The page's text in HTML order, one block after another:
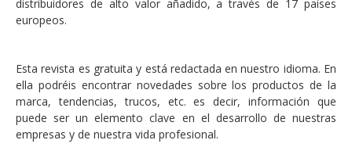
distribuidores de alto valor añadido, a través de 17 países
europeos.
Esta revista es gratuita y está redactada en nuestro idioma. En
ella podréis encontrar novedades sobre los productos de la
marca, tendencias, trucos, etc. es decir, información que
puede ser un elemento clave en el desarrollo de nuestras
empresas y de nuestra vida profesional.